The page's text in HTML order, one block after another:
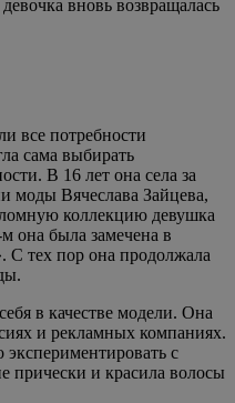
вновь возвращалась
все потребности
сама выбирать
В 16 лет она села за
Вячеслава Зайцева,
коллекцию девушка
она была замечена в
С тех пор она продолжала
в качестве модели. Она
и рекламных компаниях.
с
прически и красила волосы